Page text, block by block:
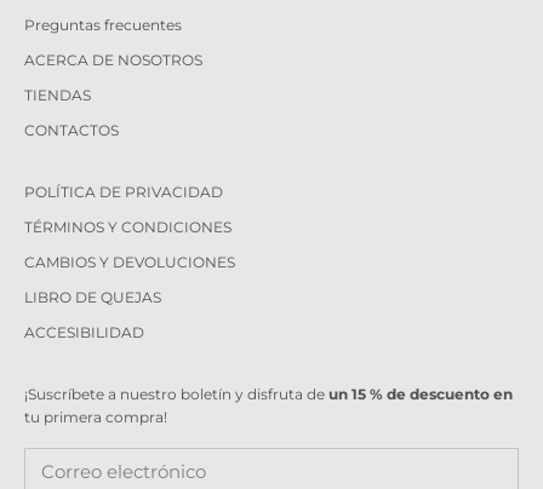
Preguntas frecuentes
ACERCA DE NOSOTROS
TIENDAS
CONTACTOS
POLÍTICA DE PRIVACIDAD
TÉRMINOS Y CONDICIONES
CAMBIOS Y DEVOLUCIONES
LIBRO DE QUEJAS
ACCESIBILIDAD
¡Suscríbete a nuestro boletín y disfruta de un 15 % de descuento en
tu primera compra!